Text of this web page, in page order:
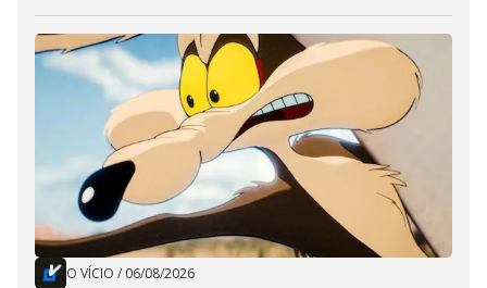
O VÍCIO / 06/08/2026